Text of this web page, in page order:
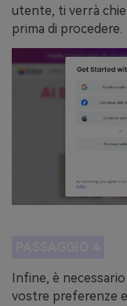
utente, ti verrà
prima di procedere.
Infine, è
vostre preferenze